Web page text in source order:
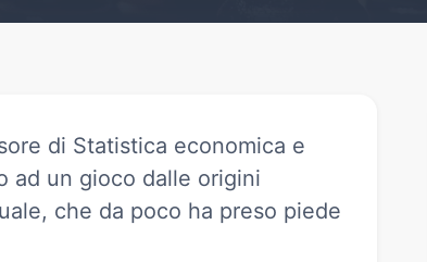
di Statistica economica e
ad un gioco dalle origini
che da poco ha preso piede